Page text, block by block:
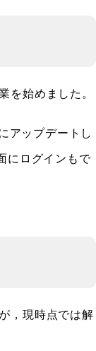
を始めました。
アップデートし
にログインもで
，現時点では解